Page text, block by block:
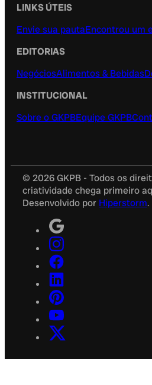
LINKS ÚTEIS
Envie sua pautaEncontrou um
EDITORIAS
NegóciosAlimentos & Bebidas
INSTITUCIONAL
Sobre o GKPBEquipe GKPB
© 2026 GKPB - Todos os
criatividade chega primeiro
Desenvolvido por Hiperstorm.